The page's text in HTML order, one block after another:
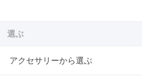
選ぶ
アクセサリーから選ぶ